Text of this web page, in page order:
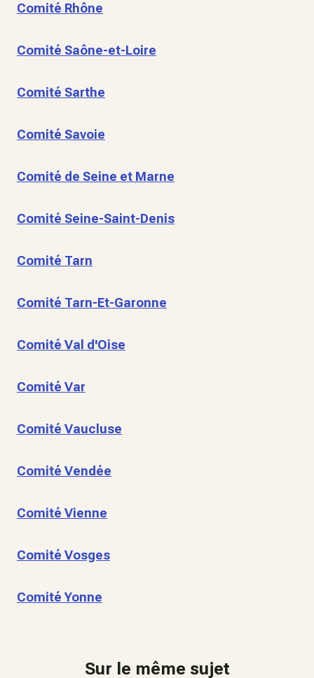
Comité Rhône
Comité Saône-et-Loire
Comité Sarthe
Comité Savoie
Comité de Seine et Marne
Comité Seine-Saint-Denis
Comité Tarn
Comité Tarn-Et-Garonne
Comité Val d'Oise
Comité Var
Comité Vaucluse
Comité Vendée
Comité Vienne
Comité Vosges
Comité Yonne
Sur le même sujet